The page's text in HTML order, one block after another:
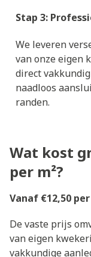
Stap 3:
We leveren
van onze eigen
direct
naadloos
randen.
Wat kost
per m²?
Vanaf €12,50
De vaste prijs
van eigen
vakkundige